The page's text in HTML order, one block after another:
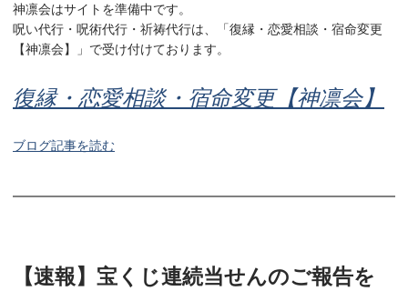
神凛会はサイトを準備中です。
呪い代行・呪術代行・祈祷代行は、「復縁・恋愛相談・宿命変更
【神凛会】」で受け付けております。
復縁・恋愛相談・宿命変更【神凛会】
ブログ記事を読む
【速報】宝くじ連続当せんのご報告を